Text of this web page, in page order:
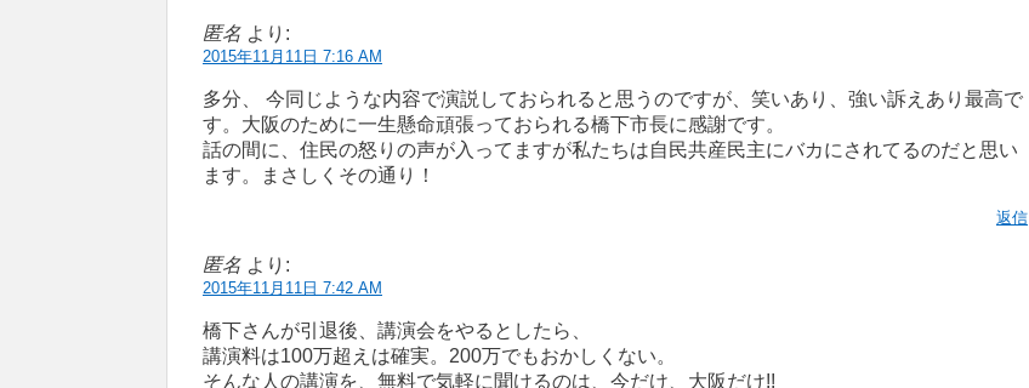
匿名 より:
2015年11月11日 7:16 AM
多分、 今同じような内容で演説しておられると思うのですが、笑いあり、強い訴えあり最高で
す。大阪のために一生懸命頑張っておられる橋下市長に感謝です。
話の間に、住民の怒りの声が入ってますが私たちは自民共産民主にバカにされてるのだと思い
ます。まさしくその通り！
返信
匿名 より:
2015年11月11日 7:42 AM
橋下さんが引退後、講演会をやるとしたら、
講演料は100万超えは確実。200万でもおかしくない。
そんな人の講演を、無料で気軽に聞けるのは、今だけ、大阪だけ!!